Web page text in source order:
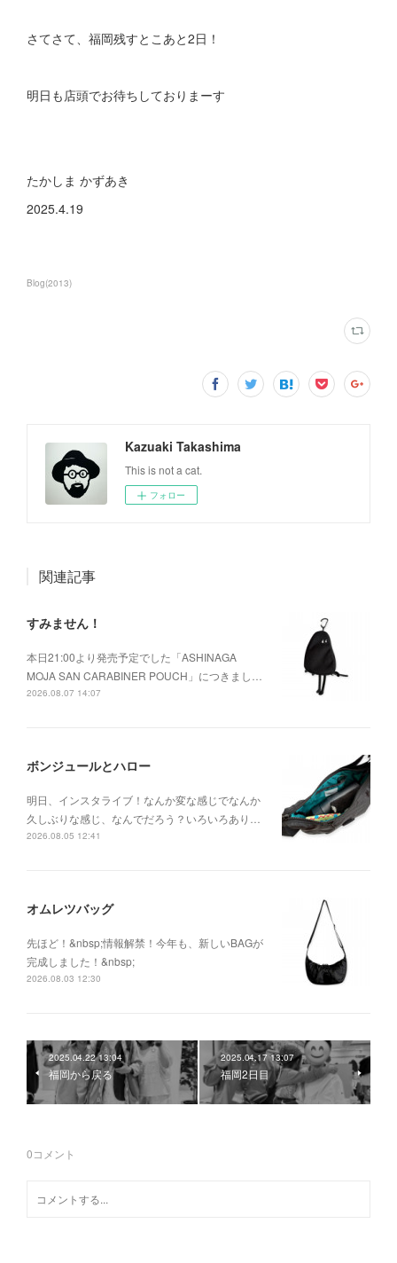
さてさて、福岡残すとこあと2日！
明日も店頭でお待ちしておりまーす
たかしま かずあき
2025.4.19
Blog(2013)
Kazuaki Takashima
This is not a cat.
フォロー
関連記事
すみません！
本日21:00より発売予定でした「ASHINAGA
MOJA SAN CARABINER POUCH」につきまし…
2026.08.07 14:07
ボンジュールとハロー
明日、インスタライブ！なんか変な感じでなんか
久しぶりな感じ、なんでだろう？いろいろあり…
2026.08.05 12:41
オムレツバッグ
先ほど！&nbsp;情報解禁！今年も、新しいBAGが
完成しました！&nbsp;
2026.08.03 12:30
2025.04.22 13:04
福岡から戻る
2025.04.17 13:07
福岡2日目
0コメント